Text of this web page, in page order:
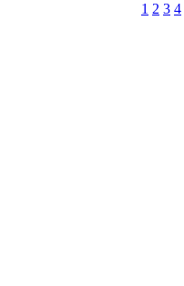
1 2 3 4